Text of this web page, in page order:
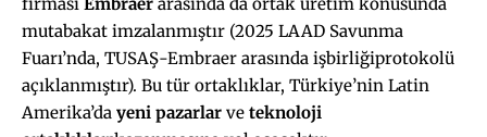
mutabakat imzalanmıştır (2025 LAAD Savunma
Fuarı’nda, TUSAŞ-Embraer arasında işbirliğiprotokolü
açıklanmıştır). Bu tür ortaklıklar, Türkiye’nin Latin
Amerika’da yeni pazarlar ve teknoloji